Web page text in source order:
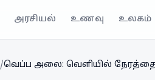
அரசியல் உணவு உலகம்
/வெப்ப அலை: வெளியில்